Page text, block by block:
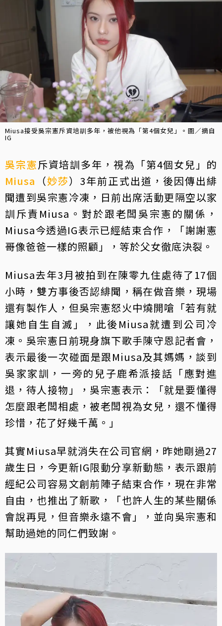
Miusa接受吳宗憲斥資培訓多年，被他視為「第4個女兒」。圖／摘自
IG
吳宗憲斥資培訓多年，視為「第4個女兒」的
Miusa
（妙莎）3年前正式出道，後因傳出緋
聞遭到吳宗憲冷凍，日前出席活動更隔空以家
訓斥責Miusa。對於跟老闆吳宗憲的關係，
Miusa今透過IG表示已經結束合作，「謝謝憲
哥像爸爸一樣的照顧」，等於父女徹底決裂。
Miusa去年3月被拍到在陳零九住處待了17個
小時，雙方事後否認緋聞，稱在做音樂，現場
還有製作人，但吳宗憲怒火中燒開嗆「若有就
讓她自生自滅」，此後Miusa就遭到公司冷
凍。吳宗憲日前現身旗下歌手陳守恩記者會，
表示最後一次碰面是跟Miusa及其媽媽，談到
吳家家訓，一旁的兒子鹿希派接話「應對進
退，待人接物」，吳宗憲表示：「就是要懂得
怎麼跟老闆相處，被老闆視為女兒，還不懂得
珍惜，花了好幾千萬。」
其實Miusa早就消失在公司官網，昨她剛過27
歲生日，今更新IG限動分享新動態，表示跟前
經紀公司容易文創前陣子結束合作，現在非常
自由，也推出了新歌，「也許人生的某些關係
會說再見，但音樂永遠不會」，並向吳宗憲和
幫助過她的同仁們致謝。